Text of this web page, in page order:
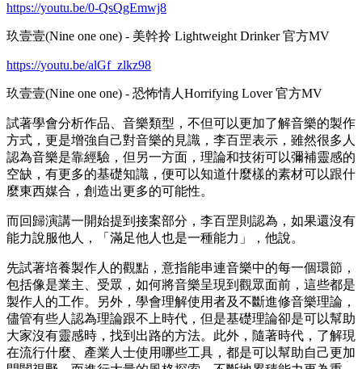
https://youtu.be/0-QsQgEmwj8
玖壹壹(Nine one one) - 美幹拎 Lightweight Drinker 官方MV
https://youtu.be/alGf_zlkz98
玖壹壹(Nine one one) - 恐怖情人Horrifying Lover 官方MV
試著學會分析作品、音樂類型，不但可以更加了解音樂的製作
方式，更是增強自己對音樂的見識，李百罡表示，雖然很多人
認為音樂是靠經驗，但另一方面，理論和技術可以彌補靈感的
空缺，有更多的基礎知識，便可以知道什麼樣的素材可以跟什
麼東西媒合，創造出更多的可能性。
而回歸演講一開始提到接案部分，李百罡則認為，如果還沒有
能力說服他人，「滿足他人也是一種能力」，他說。
先試著培養製作人的觀點，意指能串連音樂中的每一個環節，
包括像是業主、受眾，如何將音樂呈現到觀眾面前，這些都是
製作人的工作。另外，學會理解使用者及不斷進修音樂理論，
儘管有些人認為理論跟不上時代，但是基礎理論卻是可以幫助
大家沒有靈感時，找到出路的方法。此外，隨著時代，了解現
在流行什麼、產業人士使用哪些工具，都是可以幫助自己更加